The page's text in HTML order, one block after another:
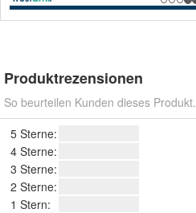
Produktrezensionen
So beurteilen Kunden dieses Produkt.
5 Sterne:
4 Sterne:
3 Sterne:
2 Sterne:
1 Stern: